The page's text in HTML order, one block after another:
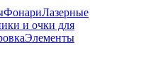
ФонариЛазерные
и очки для
Элементы